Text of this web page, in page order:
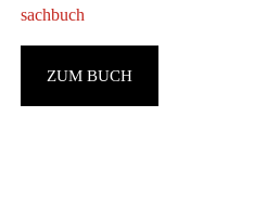
sachbuch
ZUM BUCH